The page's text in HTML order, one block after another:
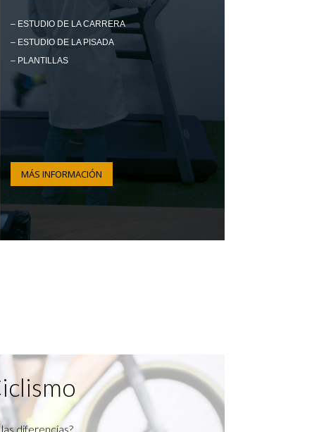
– ESTUDIO DE LA CARRERA
– ESTUDIO DE LA PISADA
– PLANTILLAS
MÁS INFORMACIÓN
diferencias?